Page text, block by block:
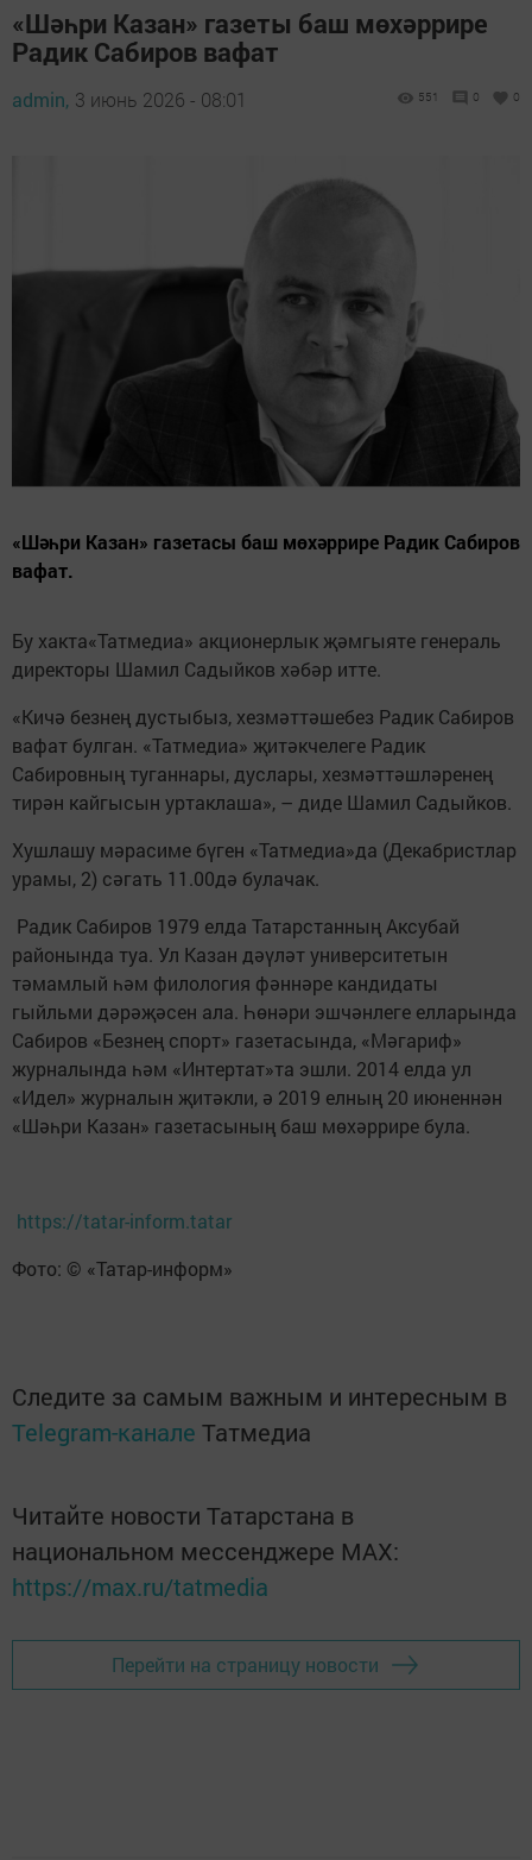
«Шәһри Казан» газеты баш мөхәррире
Радик Сабиров вафат
admin, 3 июнь 2026 - 08:01 551 0 0
«Шәһри Казан» газетасы баш мөхәррире Радик Сабиров
вафат.
Бу хакта«Татмедиа» акционерлык җәмгыяте генераль
директоры Шамил Садыйков хәбәр итте.
«Кичә безнең дустыбыз, хезмәттәшебез Радик Сабиров
вафат булган. «Татмедиа» җитәкчелеге Радик
Сабировның туганнары, дуслары, хезмәттәшләренең
тирән кайгысын уртаклаша», – диде Шамил Садыйков.
Хушлашу мәрасиме бүген «Татмедиа»да (Декабристлар
урамы, 2) сәгать 11.00дә булачак.
Радик Сабиров 1979 елда Татарстанның Аксубай
районында туа. Ул Казан дәүләт университетын
тәмамлый һәм филология фәннәре кандидаты
гыйльми дәрәҗәсен ала. Һөнәри эшчәнлеге елларында
Сабиров «Безнең спорт» газетасында, «Мәгариф»
журналында һәм «Интертат»та эшли. 2014 елда ул
«Идел» журналын җитәкли, ә 2019 елның 20 июненнән
«Шәһри Казан» газетасының баш мөхәррире була.
https://tatar-inform.tatar
Фото: © «Татар-информ»
Следите за самым важным и интересным в
Telegram-канале Татмедиа
Читайте новости Татарстана в
национальном мессенджере MАХ:
https://max.ru/tatmedia
Перейти на страницу новости